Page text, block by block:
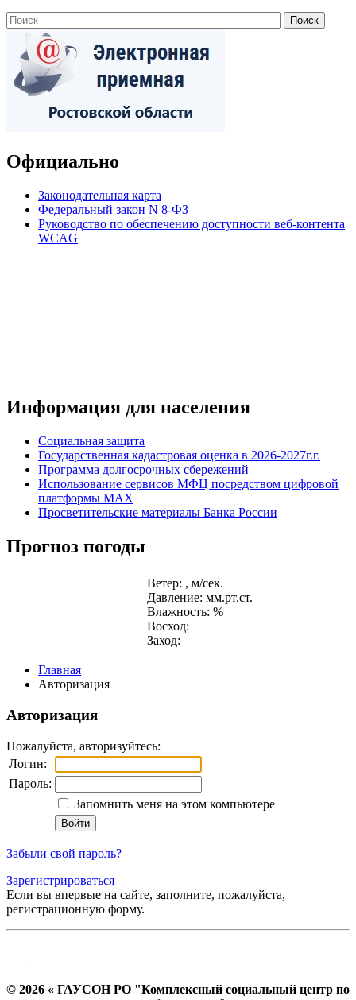
Официально
Законодательная карта
Федеральный закон N 8-ФЗ
Руководство по обеспечению доступности веб-контента
WCAG
Информация для населения
Социальная защита
Государственная кадастровая оценка в 2026-2027г.г.
Программа долгосрочных сбережений
Использование сервисов МФЦ посредством цифровой
платформы MAX
Просветительские материалы Банка России
Прогноз погоды
Ветер: , м/сек.
Давление: мм.рт.ст.
Влажность: %
Восход:
Заход:
Главная
Авторизация
Авторизация
Пожалуйста, авторизуйтесь:
Логин:
Пароль:
Запомнить меня на этом компьютере
Забыли свой пароль?
Зарегистрироваться
Если вы впервые на сайте, заполните, пожалуйста,
регистрационную форму.
© 2026 « ГАУСОН РО "Комплексный социальный центр по